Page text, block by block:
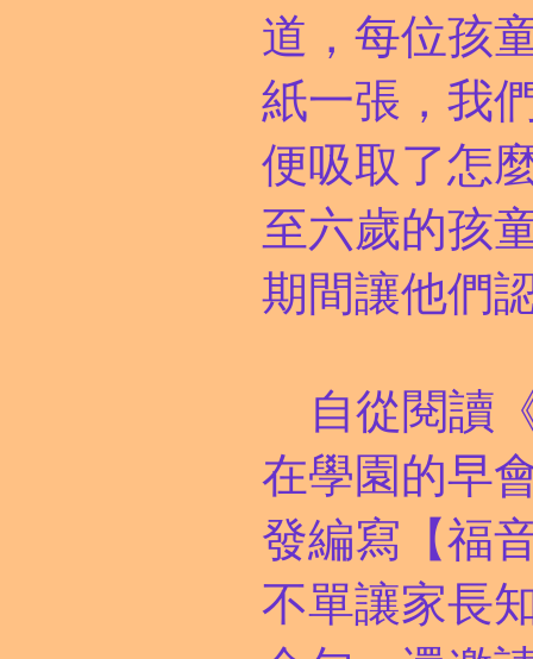
道，每位孩
紙一張，我
便吸取了怎
至六歲的孩
期間讓他們
自從閱讀
在學園的早
發編寫【福
不單讓家長